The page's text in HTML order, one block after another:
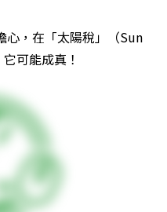
心，在「太陽稅」（Sun
可能成真！